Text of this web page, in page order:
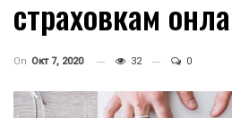
страховкам
On Окт 7, 2020 32 0